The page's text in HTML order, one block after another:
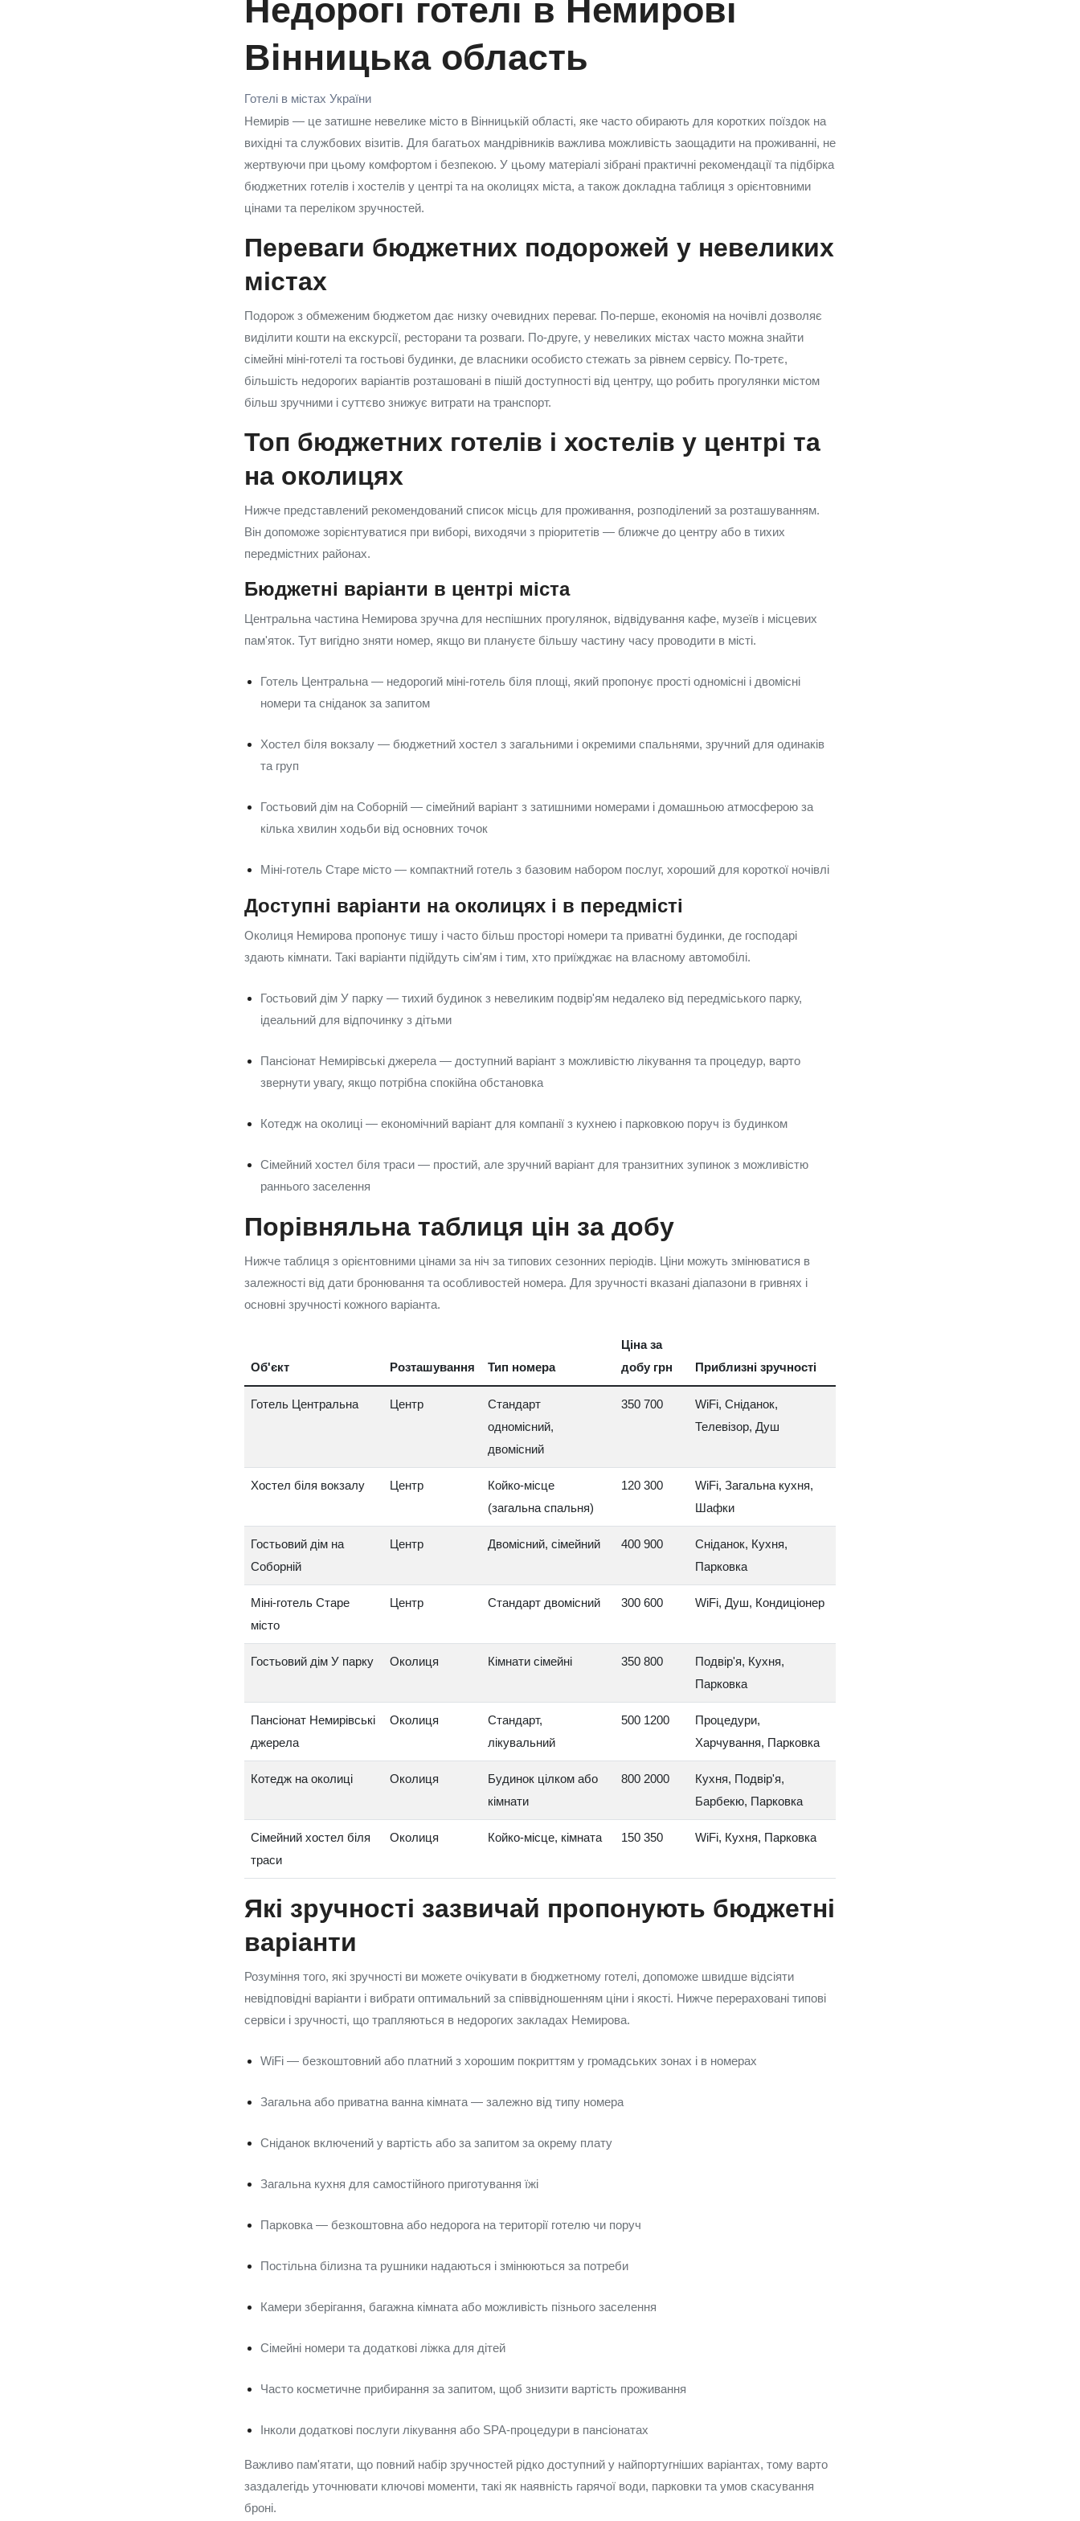
Недорогі готелі в Немирові
Вінницька область
Готелі в містах України
Немирів — це затишне невелике місто в Вінницькій області, яке часто обирають для коротких поїздок на
вихідні та службових візитів. Для багатьох мандрівників важлива можливість заощадити на проживанні, не
жертвуючи при цьому комфортом і безпекою. У цьому матеріалі зібрані практичні рекомендації та підбірка
бюджетних готелів і хостелів у центрі та на околицях міста, а також докладна таблиця з орієнтовними
цінами та переліком зручностей.
Переваги бюджетних подорожей у невеликих
містах
Подорож з обмеженим бюджетом дає низку очевидних переваг. По-перше, економія на ночівлі дозволяє
виділити кошти на екскурсії, ресторани та розваги. По-друге, у невеликих містах часто можна знайти
сімейні міні-готелі та гостьові будинки, де власники особисто стежать за рівнем сервісу. По-третє,
більшість недорогих варіантів розташовані в пішій доступності від центру, що робить прогулянки містом
більш зручними і суттєво знижує витрати на транспорт.
Топ бюджетних готелів і хостелів у центрі та
на околицях
Нижче представлений рекомендований список місць для проживання, розподілений за розташуванням.
Він допоможе зорієнтуватися при виборі, виходячи з пріоритетів — ближче до центру або в тихих
передмістних районах.
Бюджетні варіанти в центрі міста
Центральна частина Немирова зручна для неспішних прогулянок, відвідування кафе, музеїв і місцевих
пам'яток. Тут вигідно зняти номер, якщо ви плануєте більшу частину часу проводити в місті.
Готель Центральна — недорогий міні-готель біля площі, який пропонує прості одномісні і двомісні
номери та сніданок за запитом
Хостел біля вокзалу — бюджетний хостел з загальними і окремими спальнями, зручний для одинаків
та груп
Гостьовий дім на Соборній — сімейний варіант з затишними номерами і домашньою атмосферою за
кілька хвилин ходьби від основних точок
Міні-готель Старе місто — компактний готель з базовим набором послуг, хороший для короткої ночівлі
Доступні варіанти на околицях і в передмісті
Околиця Немирова пропонує тишу і часто більш просторі номери та приватні будинки, де господарі
здають кімнати. Такі варіанти підійдуть сім'ям і тим, хто приїжджає на власному автомобілі.
Гостьовий дім У парку — тихий будинок з невеликим подвір'ям недалеко від передміського парку,
ідеальний для відпочинку з дітьми
Пансіонат Немирівські джерела — доступний варіант з можливістю лікування та процедур, варто
звернути увагу, якщо потрібна спокійна обстановка
Котедж на околиці — економічний варіант для компанії з кухнею і парковкою поруч із будинком
Сімейний хостел біля траси — простий, але зручний варіант для транзитних зупинок з можливістю
раннього заселення
Порівняльна таблиця цін за добу
Нижче таблиця з орієнтовними цінами за ніч за типових сезонних періодів. Ціни можуть змінюватися в
залежності від дати бронювання та особливостей номера. Для зручності вказані діапазони в гривнях і
основні зручності кожного варіанта.
Об'єкт Розташування Тип номера
Ціна за
добу грн
Приблизні зручності
Готель Центральна Центр
Стандарт
одномісний,
двомісний
350 700
WiFi, Сніданок,
Телевізор, Душ
Хостел біля вокзалу Центр
Койко-місце
(загальна спальня)
120 300
WiFi, Загальна кухня,
Шафки
Гостьовий дім на
Соборній
Центр Двомісний, сімейний 400 900
Сніданок, Кухня,
Парковка
Міні-готель Старе
місто
Центр Стандарт двомісний 300 600 WiFi, Душ, Кондиціонер
Гостьовий дім У парку Околиця Кімнати сімейні 350 800
Подвір'я, Кухня,
Парковка
Пансіонат Немирівські
джерела
Околиця
Стандарт,
лікувальний
500 1200
Процедури,
Харчування, Парковка
Котедж на околиці Околиця
Будинок цілком або
кімнати
800 2000
Кухня, Подвір'я,
Барбекю, Парковка
Сімейний хостел біля
траси
Околиця Койко-місце, кімната 150 350 WiFi, Кухня, Парковка
Які зручності зазвичай пропонують бюджетні
варіанти
Розуміння того, які зручності ви можете очікувати в бюджетному готелі, допоможе швидше відсіяти
невідповідні варіанти і вибрати оптимальний за співвідношенням ціни і якості. Нижче перераховані типовi
сервіси і зручності, що трапляються в недорогих закладах Немирова.
WiFi — безкоштовний або платний з хорошим покриттям у громадських зонах і в номерах
Загальна або приватна ванна кімната — залежно від типу номера
Сніданок включений у вартість або за запитом за окрему плату
Загальна кухня для самостійного приготування їжі
Парковка — безкоштовна або недорога на території готелю чи поруч
Постільна білизна та рушники надаються і змінюються за потреби
Камери зберігання, багажна кімната або можливість пізнього заселення
Сімейні номери та додаткові ліжка для дітей
Часто косметичне прибирання за запитом, щоб знизити вартість проживання
Інколи додаткові послуги лікування або SPA-процедури в пансіонатах
Важливо пам'ятати, що повний набір зручностей рідко доступний у найпортугніших варіантах, тому варто
заздалегідь уточнювати ключові моменти, такі як наявність гарячої води, парковки та умов скасування
броні.